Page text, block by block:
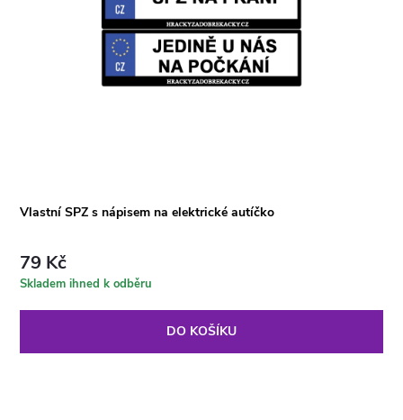
Vlastní SPZ s nápisem na elektrické autíčko
79 Kč
Skladem ihned k odběru
DO KOŠÍKU